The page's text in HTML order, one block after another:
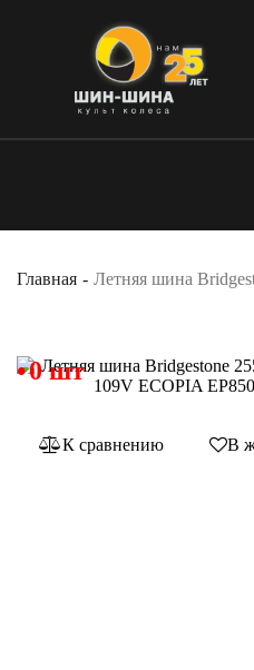
Главная Летняя шина
0 шт
К сравнению В